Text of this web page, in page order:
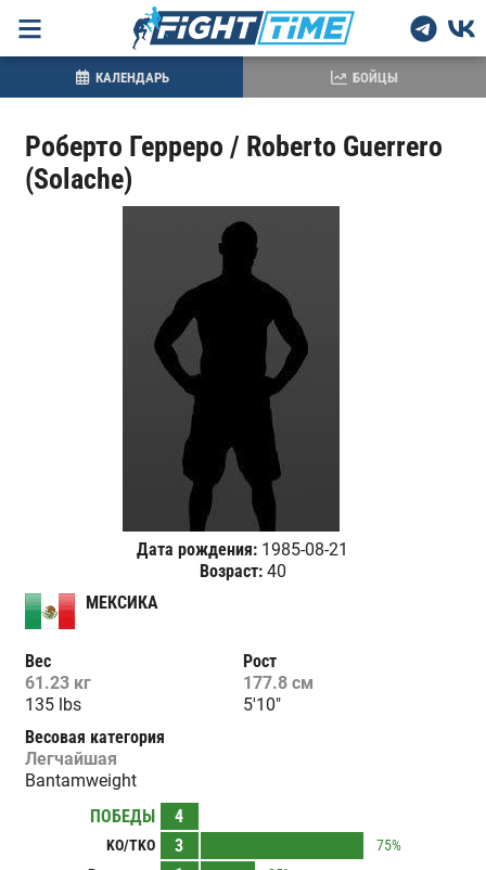
Роберто Герреро / Roberto Guerrero
(Solache)
Дата рождения: 1985-08-21
Возраст:40
МЕКСИКА
Вес
61.23 кг
135 lbs
Рост
177.8 см
5'10"
Весовая категория
Легчайшая
Bantamweight
ПОБЕДЫ
4
KO/TKO 3
75%
КАЛЕНДАРЬ БОЙЦЫ